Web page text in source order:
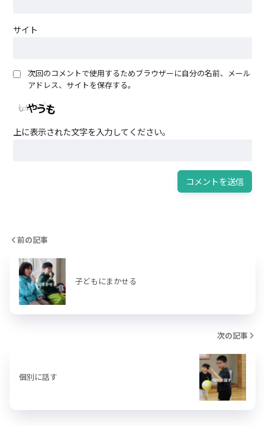
サイト
次回のコメントで使用するためブラウザーに自分の名前、メール
アドレス、サイトを保存する。
上に表示された文字を入力してください。
前の記事
子どもにまかせる
次の記事
個別に話す